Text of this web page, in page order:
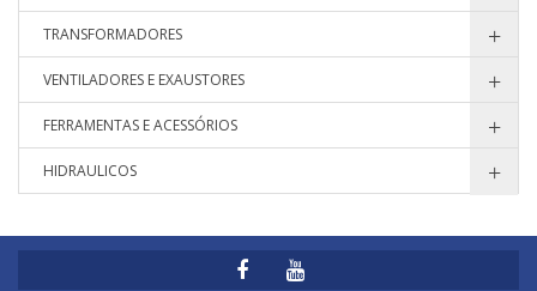
TRANSFORMADORES
VENTILADORES E EXAUSTORES
FERRAMENTAS E ACESSÓRIOS
HIDRAULICOS